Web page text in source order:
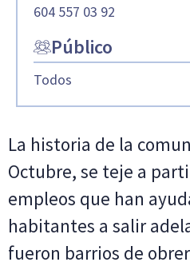
604 557 03 92
Público
Todos
La historia de la
Octubre, se teje a
empleos que han
habitantes a salir
fueron barrios de